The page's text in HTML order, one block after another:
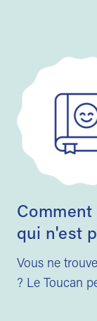
qui n'est
Vous ne
? Le Toucan